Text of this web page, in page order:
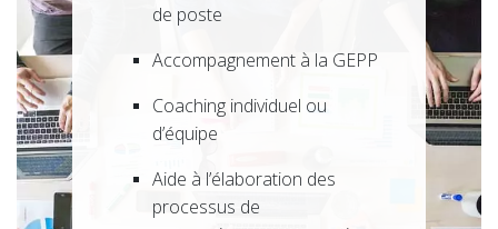
de poste
Accompagnement à la GEPP
Coaching individuel ou
d’équipe
Aide à l’élaboration des
processus de